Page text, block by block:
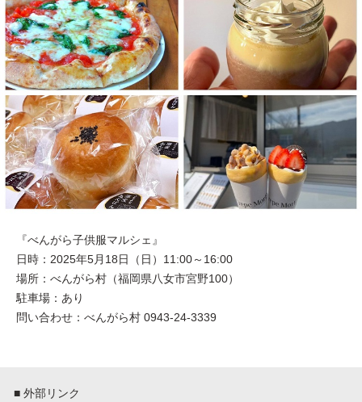
『べんがら子供服マルシェ』
日時：2025年5月18日（日）11:00～16:00
場所：べんがら村（福岡県八女市宮野100）
駐車場：あり
問い合わせ：べんがら村 0943-24-3339
■ 外部リンク